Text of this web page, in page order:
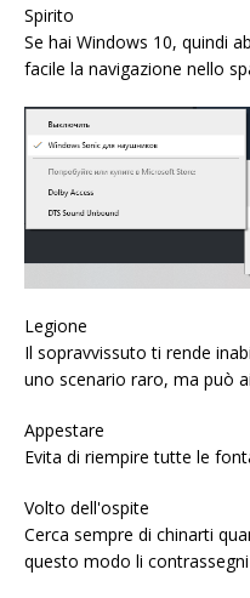
Spirito
Se hai Windows 10, quindi
facile la navigazione nello
Legione
Il sopravvissuto ti rende
uno scenario raro, ma può
Appestare
Evita di riempire tutte le
Volto dell'ospite
Cerca sempre di chinarti
questo modo li